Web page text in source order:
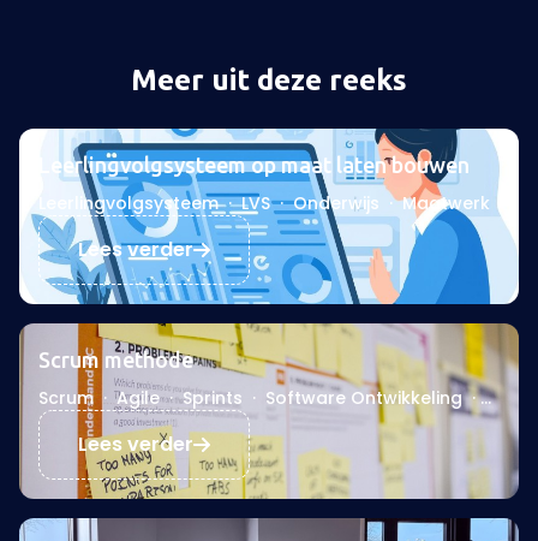
Meer uit deze reeks
Leerlingvolgsysteem op maat laten bouwen
Leerlingvolgsysteem · LVS · Onderwijs · Maatwerk
Lees verder
Scrum methode
Scrum · Agile · Sprints · Software Ontwikkeling ·
Projectmanagement
Iteratief
Lees verder